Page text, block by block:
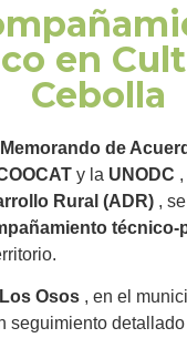
en
Cebolla
Memorando de
y la UNODC
Rural (ADR) ,
técnico-
Osos , en el
seguimiento